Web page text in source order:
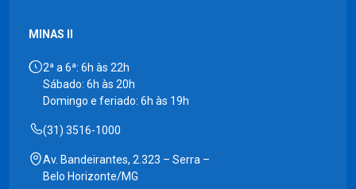
MINAS II
2ª a 6ª: 6h às 22h
Sábado: 6h às 20h
Domingo e feriado: 6h às 19h
(31) 3516-1000
Av. Bandeirantes, 2.323 – Serra –
Belo Horizonte/MG